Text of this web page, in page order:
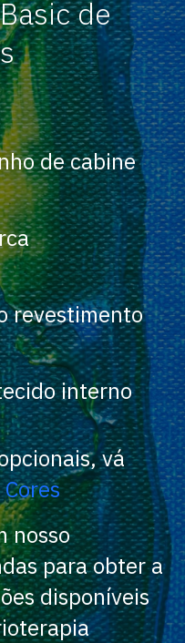
de
de cabine
revestimento
interno
vá
nosso
para obter a
disponíveis